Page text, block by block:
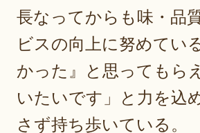
長なってからも味・品
ビスの向上に努めてい
かった』と思ってもら
いたいです」と力を込
さず持ち歩いている。